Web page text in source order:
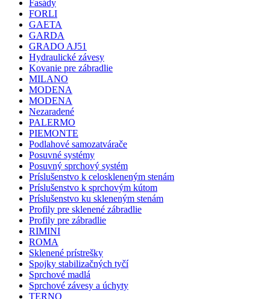
Fasády
FORLI
GAETA
GARDA
GRADO AJ51
Hydraulické závesy
Kovanie pre zábradlie
MILANO
MODENA
MODENA
Nezaradené
PALERMO
PIEMONTE
Podlahové samozatvárače
Posuvné systémy
Posuvný sprchový systém
Príslušenstvo k celoskleneným stenám
Príslušenstvo k sprchovým kútom
Príslušenstvo ku skleneným stenám
Profily pre sklenené zábradlie
Profily pre zábradlie
RIMINI
ROMA
Sklenené prístrešky
Spojky stabilizačných tyčí
Sprchové madlá
Sprchové závesy a úchyty
TERNO